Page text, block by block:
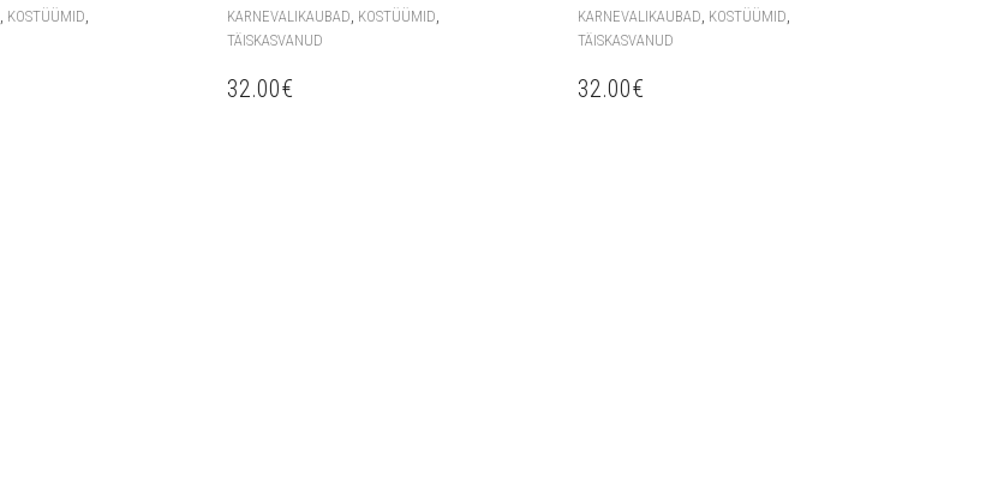
KOSTÜÜMID KARNEVALIKAUBAD KOSTÜÜMID
TÄISKASVANUD
32.00€
KARNEVALIKAUBAD KOSTÜÜMID
TÄISKASVANUD
32.00€